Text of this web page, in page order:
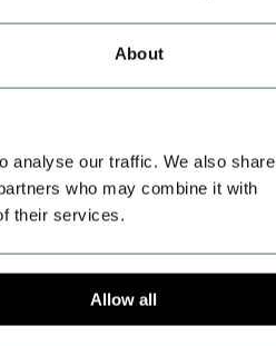
About
analyse our traffic. We also share
who may combine it with
their services.
Allow all